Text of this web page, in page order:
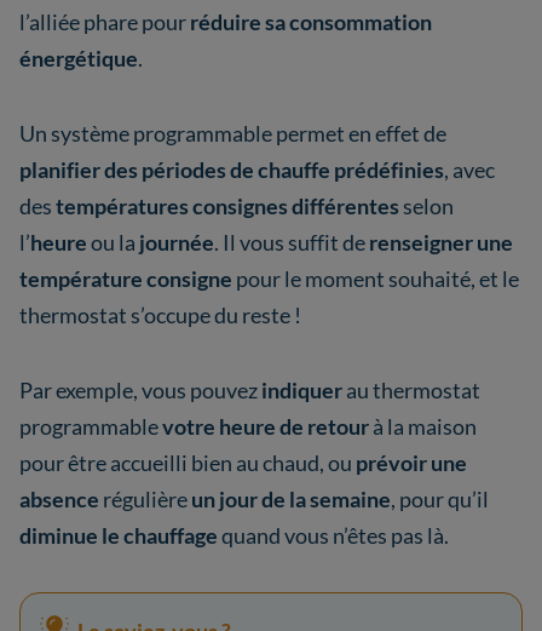
l’alliée phare pourréduire sa consommation
énergétique.
Un système programmable permet en effet de
planifier des périodes de chauffe prédéfinies, avec
destempératures consignes différentes selon
l’heureou la journée. Il vous suffit derenseigner une
température consigne pour le moment souhaité, et le
thermostat s’occupe du reste !
Par exemple, vous pouvezindiquerau thermostat
programmablevotre heure de retourà la maison
pour être accueilli bien au chaud, ou prévoir une
absence régulièreun jour de la semaine, pour qu’il
diminue le chauffagequand vous n’êtes pas là.